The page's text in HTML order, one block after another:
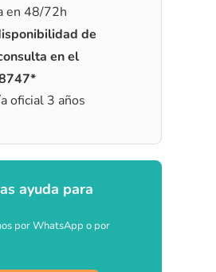
en 48/72h
de
en el
oficial 3 años
ayuda para
por WhatsApp o por